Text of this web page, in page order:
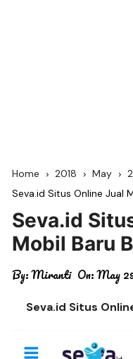
Home 2018 May
Seva.id Situs Online Jual
Seva.id
Mobil Baru
By:Miranti On:May
Seva.id Situs